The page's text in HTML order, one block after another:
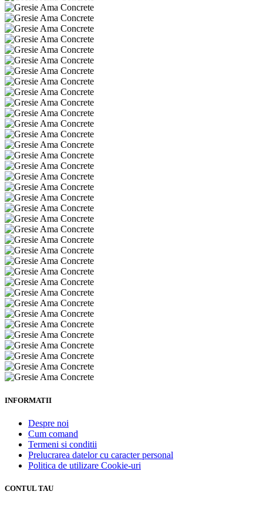
INFORMATII
Despre noi
Cum comand
Termeni si conditii
Prelucrarea datelor cu caracter personal
Politica de utilizare Cookie-uri
CONTUL TAU